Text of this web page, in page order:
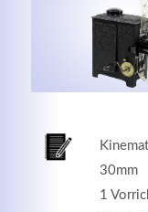
30mm
1